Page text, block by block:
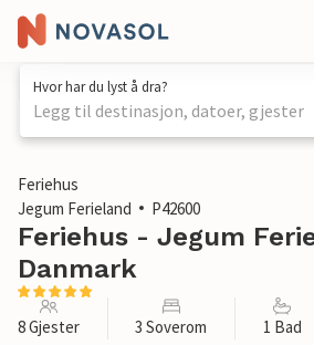
Hvor har du lyst å dra?
Legg til destinasjon, datoer, gjester
1 / 20
Feriehus
Jegum Ferieland
P42600
Feriehus - Jegum
Danmark
8 Gjester 3 Soverom 1 Bad